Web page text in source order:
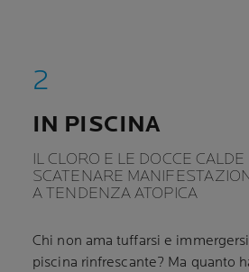
IN PISCINA
IL CLORO E LE DOCCE
SCATENARE
A TENDENZA ATOPICA
Chi non ama tuffarsi e
piscina rinfrescante? Ma quanto